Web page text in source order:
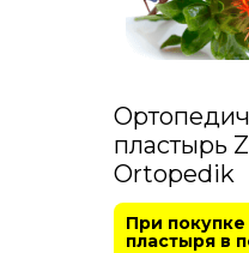
пластырь
Ortopedik
При
пластыря в